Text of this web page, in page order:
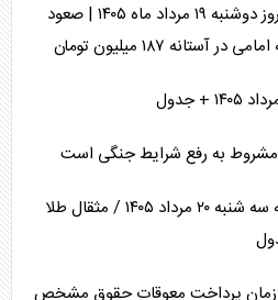
آخرین قیمت طلا و سکه امروز دوشنبه ۱۹ مرداد ماه ۱۴۰۵ | صعود
۱۸۷ میلیون تومان
مشروط به رفع شرایط جنگی است
پیش بینی قیمت طلا و سکه سه شنبه ۲۰ مرداد ۱۴۰۵ / مثقال طلا
زمان پرداخت معوقات حقوق مشخص